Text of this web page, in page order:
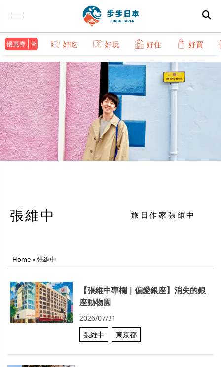
優惠券 好吃 好玩 好住 好買
張維中 旅日作家張維中
Home» 張維中
【張維中專欄｜偏愛銀座】消失的銀
座動物園
2026/07/31
張維中
東京都